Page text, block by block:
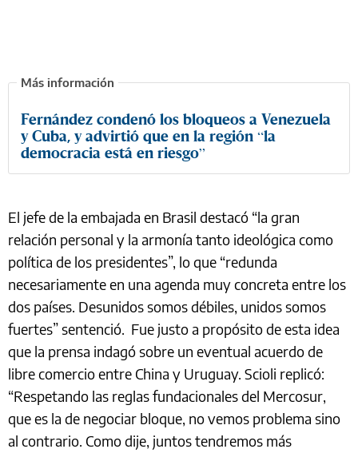
Fernández condenó los bloqueos a Venezuela
y Cuba, y advirtió que en la región “la
democracia está en riesgo”
El jefe de la embajada en Brasil destacó “la gran
relación personal y la armonía tanto ideológica como
política de los presidentes”, lo que “redunda
necesariamente en una agenda muy concreta entre los
dos países. Desunidos somos débiles, unidos somos
fuertes” sentenció. Fue justo a propósito de esta idea
que la prensa indagó sobre un eventual acuerdo de
libre comercio entre China y Uruguay. Scioli replicó:
“Respetando las reglas fundacionales del Mercosur,
que es la de negociar bloque, no vemos problema sino
al contrario. Como dije, juntos tendremos más